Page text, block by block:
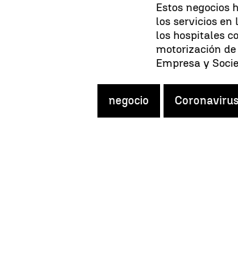
Estos negocios
los servicios en
los hospitales
motorización
Empresa y
negocio Coronavirus